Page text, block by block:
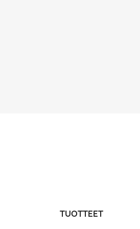
TUOTTEET